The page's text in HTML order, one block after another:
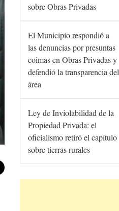
sobre Obras Privadas
El Municipio respondió a
las denuncias por presuntas
coimas en Obras Privadas y
defendió la transparencia del
área
Ley de Inviolabilidad de la
Propiedad Privada: el
oficialismo retiró el capítulo
sobre tierras rurales